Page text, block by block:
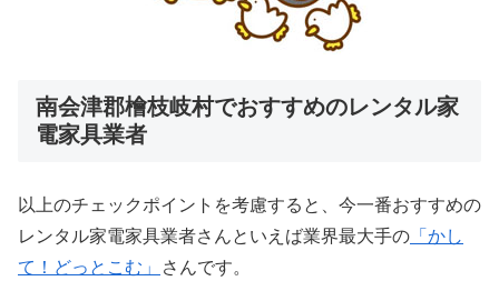
南会津郡檜枝岐村でおすすめのレンタル家
電家具業者
以上のチェックポイントを考慮すると、今一番おすすめの
レンタル家電家具業者さんといえば業界最大手の 「かし
て！どっとこむ」
さんです。